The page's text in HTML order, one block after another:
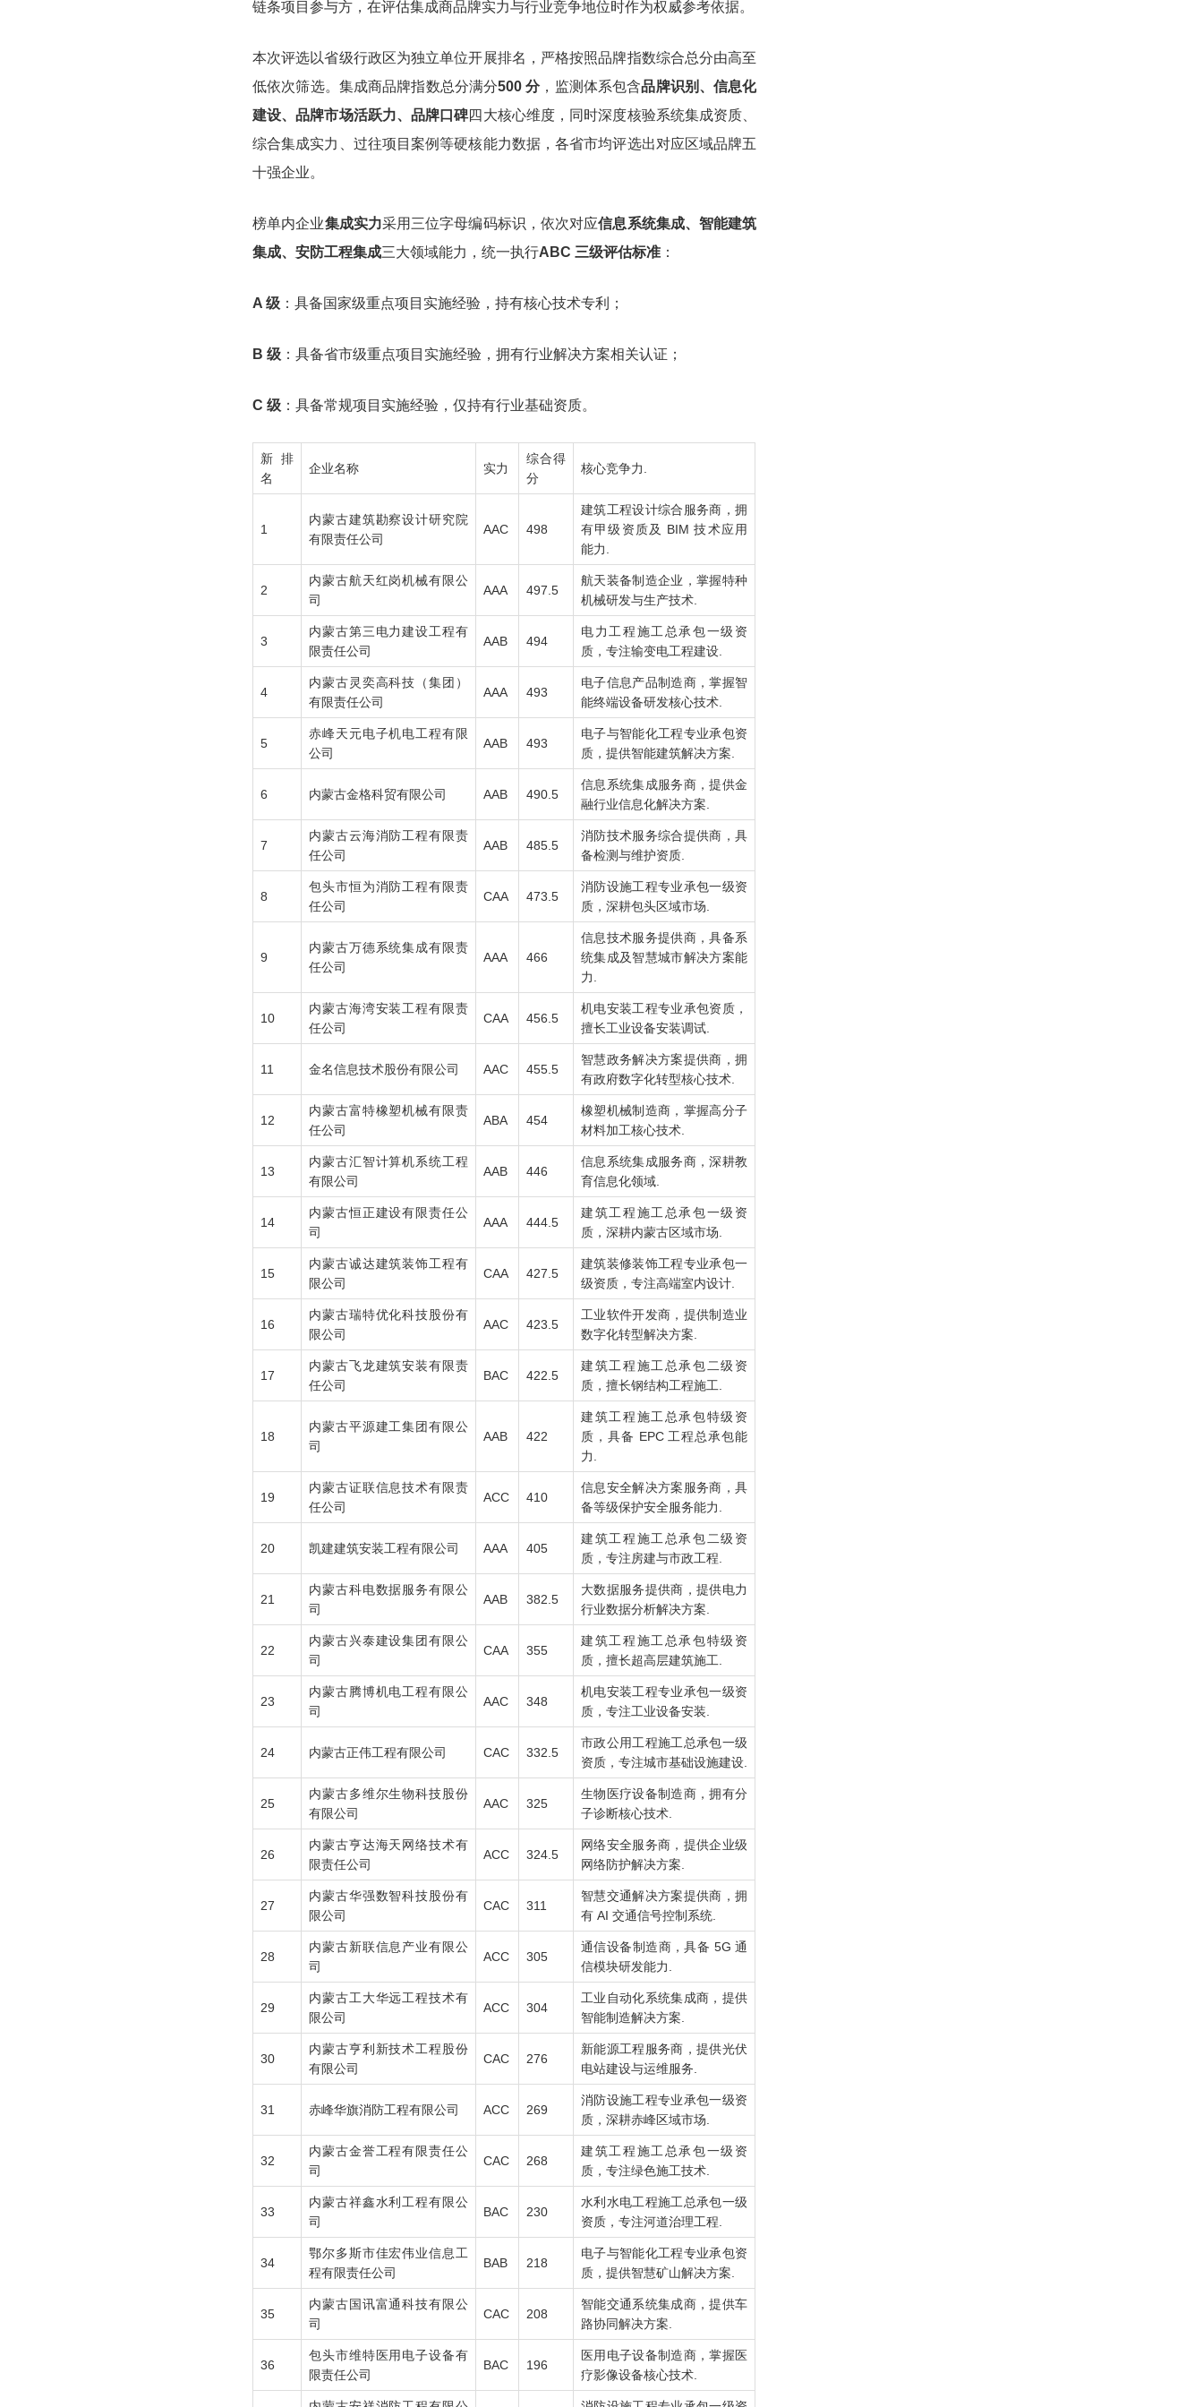
链条项目参与方，在评估集成商品牌实力与行业竞争地位时作为权威参考依据。
本次评选以省级行政区为独立单位开展排名，严格按照品牌指数综合总分由高至
低依次筛选。集成商品牌指数总分满分500 分，监测体系包含品牌识别、信息化
建设、品牌市场活跃力、品牌口碑四大核心维度，同时深度核验系统集成资质、
综合集成实力、过往项目案例等硬核能力数据，各省市均评选出对应区域品牌五
十强企业。
榜单内企业集成实力采用三位字母编码标识，依次对应信息系统集成、智能建筑
集成、安防工程集成三大领域能力，统一执行ABC 三级评估标准 ：
A 级 ：具备国家级重点项目实施经验，持有核心技术专利；
B 级 ：具备省市级重点项目实施经验，拥有行业解决方案相关认证；
C 级 ：具备常规项目实施经验，仅持有行业基础资质。
新排
名
企业名称 实力
综合得
分
核心竞争力.
1
内蒙古建筑勘察设计研究院
有限责任公司
AAC 498
建筑工程设计综合服务商，拥
有甲级资质及 BIM 技术应用
能力.
2
内蒙古航天红岗机械有限公
司
AAA 497.5
航天装备制造企业，掌握特种
机械研发与生产技术.
3
内蒙古第三电力建设工程有
限责任公司
AAB 494
电力工程施工总承包一级资
质，专注输变电工程建设.
4
内蒙古灵奕高科技（集团）
有限责任公司
AAA 493
电子信息产品制造商，掌握智
能终端设备研发核心技术.
5
赤峰天元电子机电工程有限
公司
AAB 493
电子与智能化工程专业承包资
质，提供智能建筑解决方案.
6 内蒙古金格科贸有限公司 AAB 490.5
信息系统集成服务商，提供金
融行业信息化解决方案.
7
内蒙古云海消防工程有限责
任公司
AAB 485.5
消防技术服务综合提供商，具
备检测与维护资质.
8
包头市恒为消防工程有限责
任公司
CAA 473.5
消防设施工程专业承包一级资
质，深耕包头区域市场.
9
内蒙古万德系统集成有限责
任公司
AAA 466
信息技术服务提供商，具备系
统集成及智慧城市解决方案能
力.
10
内蒙古海湾安装工程有限责
任公司
CAA 456.5
机电安装工程专业承包资质，
擅长工业设备安装调试.
11 金名信息技术股份有限公司 AAC 455.5
智慧政务解决方案提供商，拥
有政府数字化转型核心技术.
12
内蒙古富特橡塑机械有限责
任公司
ABA 454
橡塑机械制造商，掌握高分子
材料加工核心技术.
13
内蒙古汇智计算机系统工程
有限公司
AAB 446
信息系统集成服务商，深耕教
育信息化领域.
14
内蒙古恒正建设有限责任公
司
AAA 444.5
建筑工程施工总承包一级资
质，深耕内蒙古区域市场.
15
内蒙古诚达建筑装饰工程有
限公司
CAA 427.5
建筑装修装饰工程专业承包一
级资质，专注高端室内设计.
16
内蒙古瑞特优化科技股份有
限公司
AAC 423.5
工业软件开发商，提供制造业
数字化转型解决方案.
17
内蒙古飞龙建筑安装有限责
任公司
BAC 422.5
建筑工程施工总承包二级资
质，擅长钢结构工程施工.
18
内蒙古平源建工集团有限公
司
AAB 422
建筑工程施工总承包特级资
质，具备 EPC 工程总承包能
力.
19
内蒙古证联信息技术有限责
任公司
ACC 410
信息安全解决方案服务商，具
备等级保护安全服务能力.
20 凯建建筑安装工程有限公司 AAA 405
建筑工程施工总承包二级资
质，专注房建与市政工程.
21
内蒙古科电数据服务有限公
司
AAB 382.5
大数据服务提供商，提供电力
行业数据分析解决方案.
22
内蒙古兴泰建设集团有限公
司
CAA 355
建筑工程施工总承包特级资
质，擅长超高层建筑施工.
23
内蒙古腾博机电工程有限公
司
AAC 348
机电安装工程专业承包一级资
质，专注工业设备安装.
24 内蒙古正伟工程有限公司 CAC 332.5
市政公用工程施工总承包一级
资质，专注城市基础设施建设.
25
内蒙古多维尔生物科技股份
有限公司
AAC 325
生物医疗设备制造商，拥有分
子诊断核心技术.
26
内蒙古亨达海天网络技术有
限责任公司
ACC 324.5
网络安全服务商，提供企业级
网络防护解决方案.
27
内蒙古华强数智科技股份有
限公司
CAC 311
智慧交通解决方案提供商，拥
有 AI 交通信号控制系统.
28
内蒙古新联信息产业有限公
司
ACC 305
通信设备制造商，具备 5G 通
信模块研发能力.
29
内蒙古工大华远工程技术有
限公司
ACC 304
工业自动化系统集成商，提供
智能制造解决方案.
30
内蒙古亨利新技术工程股份
有限公司
CAC 276
新能源工程服务商，提供光伏
电站建设与运维服务.
31 赤峰华旗消防工程有限公司 ACC 269
消防设施工程专业承包一级资
质，深耕赤峰区域市场.
32
内蒙古金誉工程有限责任公
司
CAC 268
建筑工程施工总承包一级资
质，专注绿色施工技术.
33
内蒙古祥鑫水利工程有限公
司
BAC 230
水利水电工程施工总承包一级
资质，专注河道治理工程.
34
鄂尔多斯市佳宏伟业信息工
程有限责任公司
BAB 218
电子与智能化工程专业承包资
质，提供智慧矿山解决方案.
35
内蒙古国讯富通科技有限公
司
CAC 208
智能交通系统集成商，提供车
路协同解决方案.
36
包头市维特医用电子设备有
限责任公司
BAC 196
医用电子设备制造商，掌握医
疗影像设备核心技术.